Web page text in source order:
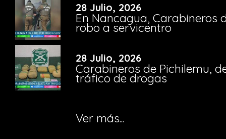
28 Julio, 2026
En Nancagua, Carabineros
robo a servicentro
28 Julio, 2026
Carabineros de Pichilemu,
tráfico de drogas
Ver más...